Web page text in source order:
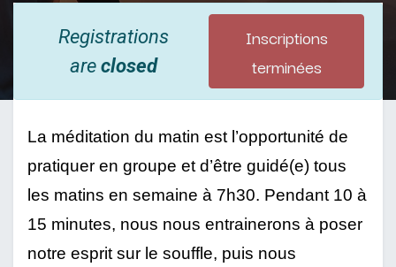
Registrations
areclosed
Inscriptions
terminées
La méditation du matin est l’opportunité de
pratiquer en groupe et d’être guidé(e) tous
les matins en semaine à 7h30. Pendant 10 à
15 minutes, nous nous entrainerons à poser
notre esprit sur le souffle, puis nous